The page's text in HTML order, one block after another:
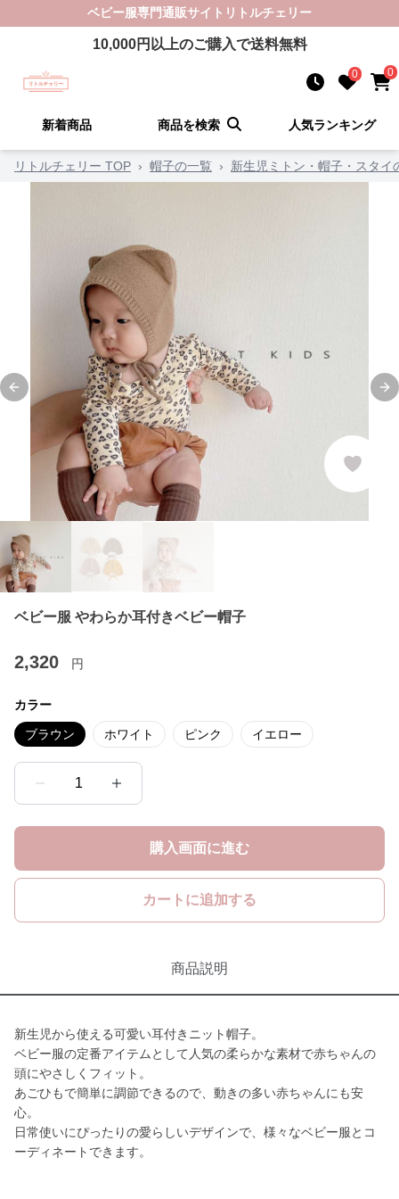
ベビー服専門通販サイト リトルチェリー
10,000円以上のご購入で送料無料
0 0
新着商品 商品を検索 人気ランキング
リトルチェリー TOP › 帽子の一覧 › 新生児ミトン・帽子・スタイ
Previous slide
ベビー服 やわらか耳付きベビー帽子
2,320 円
カラー
ブラウン ホワイト ピンク イエロー
1
購入画面に進む
カートに追加する
商品説明
新生児から使える可愛い耳付きニット帽子。
ベビー服の定番アイテムとして人気の柔らかな素材で赤ちゃんの
頭にやさしくフィット。
あごひもで簡単に調節できるので、動きの多い赤ちゃんにも安
心。
日常使いにぴったりの愛らしいデザインで、様々なベビー服とコ
ーディネートできます。